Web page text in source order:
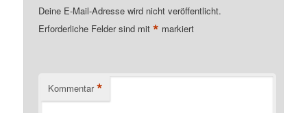
Deine E-Mail-Adresse wird nicht veröffentlicht.
Erforderliche Felder sind mit* markiert
Kommentar *